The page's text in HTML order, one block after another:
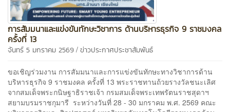
การสัมมนาและแข่งขันทักษะวิชาการ ด้านบริหารธุรกิจ 9 ราชมงคล
ครั้งที่ 13
จันทร์ 5 มกราคม 2569 / ข่าวประกาศประชาสัมพันธ์
ขอเชิญร่วมงาน การสัมมนาและการแข่งขันทักษะทางวิชาการด้าน
บริหารธุรกิจ 9 ราชมงคล ครั้งที่ 13 พระราชทานถ้วยรางวัลชนะเลิศ
จากสมเด็จพระกนิษฐาธิราชเจ้า กรมสมเด็จพระเทพรัตนราชสุดาฯ
สยามบรมราชกุมารี ระหว่างวันที่ 28 - 30 มกราคม พ.ศ. 2569 คณะ